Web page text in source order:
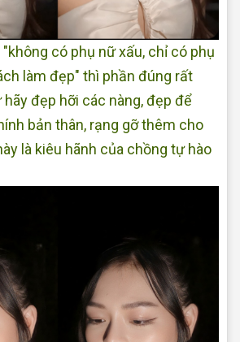
có phụ nữ xấu, chỉ có phụ
làm đẹp" thì phần đúng rất
hãy đẹp hỡi các nàng, đẹp để
bản thân, rạng gỡ thêm cho
là kiêu hãnh của chồng tự hào